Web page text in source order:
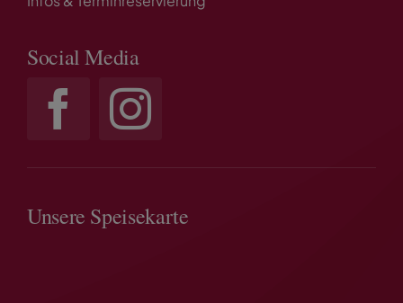
Social Media
Unsere Speisekarte